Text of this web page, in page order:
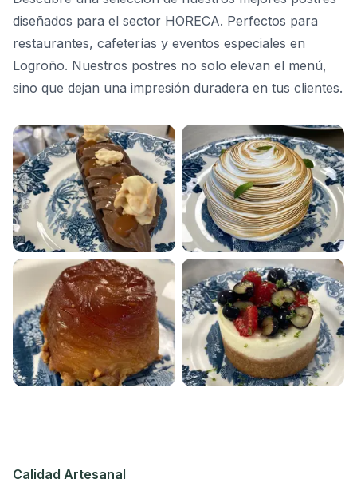
diseñados para el sector HORECA. Perfectos para
restaurantes, cafeterías y eventos especiales en
Logroño. Nuestros postres no solo elevan el menú,
sino que dejan una impresión duradera en tus clientes.
Calidad Artesanal